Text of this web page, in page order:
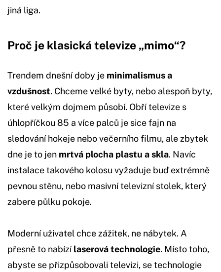
jiná liga.
Proč je klasická televize „mimo“?
Trendem dnešní doby je minimalismus a
vzdušnost. Chceme velké byty, nebo alespoň byty,
které velkým dojmem působí. Obří televize s
úhlopříčkou 85 a více palců je sice fajn na
sledování hokeje nebo večerního filmu, ale zbytek
dne je to jen mrtvá plocha plastu a skla. Navíc
instalace takového kolosu vyžaduje buď extrémně
pevnou stěnu, nebo masivní televizní stolek, který
zabere půlku pokoje.
Moderní uživatel chce zážitek, ne nábytek. A
přesně to nabízílaserová technologie. Místo toho,
abyste se přizpůsobovali televizi, se technologie